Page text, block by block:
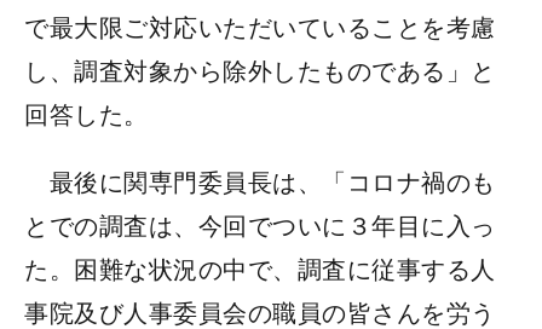
で最大限ご対応いただいていることを考慮
し、調査対象から除外したものである」と
回答した。
最後に関専門委員長は、「コロナ禍のも
とでの調査は、今回でついに３年目に入っ
た。困難な状況の中で、調査に従事する人
事院及び人事委員会の職員の皆さんを労う